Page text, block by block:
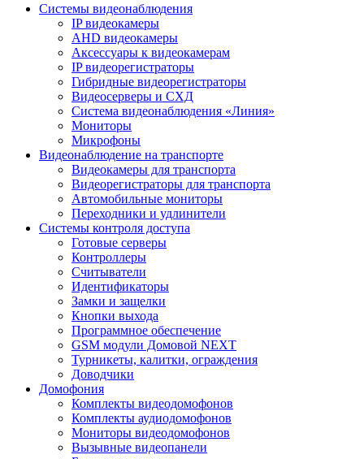
Системы видеонаблюдения
IP видеокамеры
AHD видеокамеры
Аксессуары к видеокамерам
IP видеорегистраторы
Гибридные видеорегистраторы
Видеосерверы и СХД
Система видеонаблюдения «Линия»
Мониторы
Микрофоны
Видеонаблюдение на транспорте
Видеокамеры для транспорта
Видеорегистраторы для транспорта
Автомобильные мониторы
Переходники и удлинители
Системы контроля доступа
Готовые серверы
Контроллеры
Считыватели
Идентификаторы
Замки и защелки
Кнопки выхода
Программное обеспечение
GSM модули Домовой NEXT
Турникеты, калитки, ограждения
Доводчики
Домофония
Комплекты видеодомофонов
Комплекты аудиодомофонов
Мониторы видеодомофонов
Вызывные видеопанели